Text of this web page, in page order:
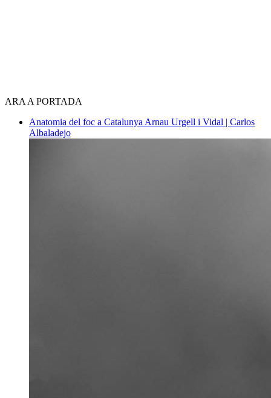
ARA A PORTADA
Anatomia del foc a Catalunya Arnau Urgell i Vidal | Carlos
Albaladejo